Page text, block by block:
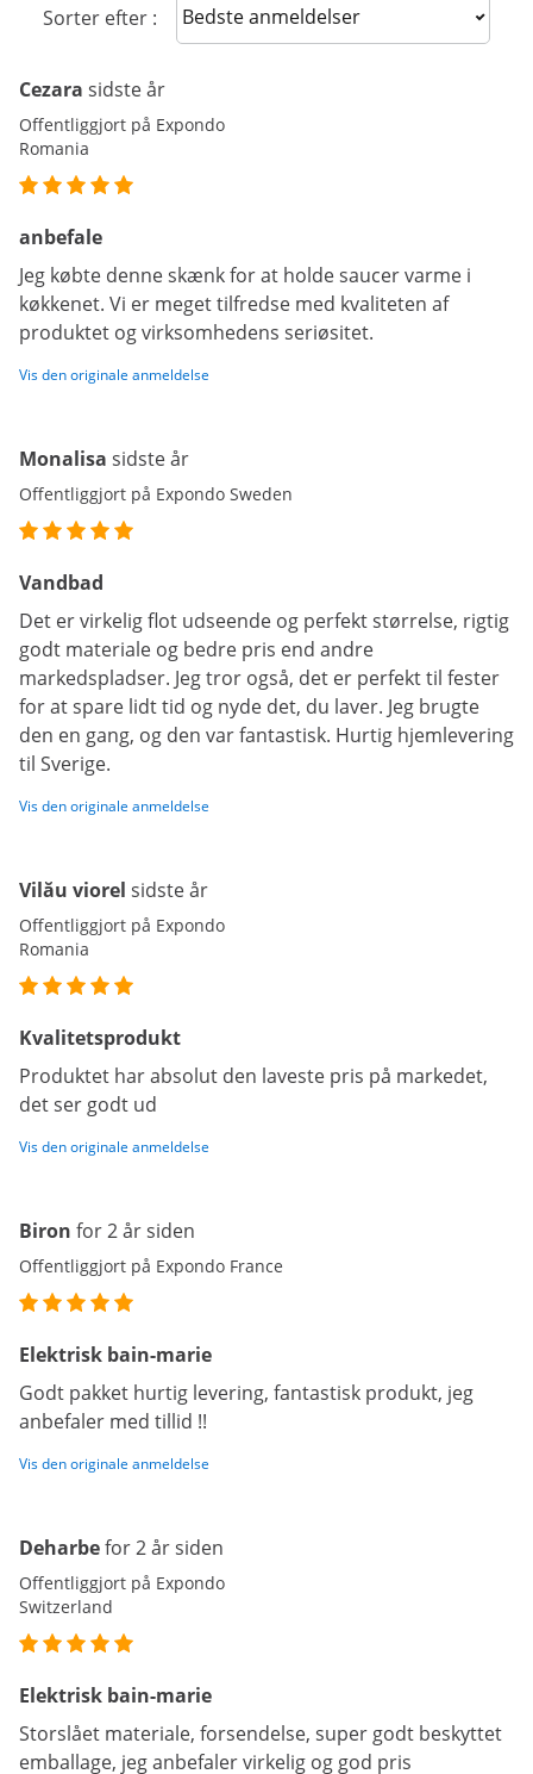
Sorter efter : Sort reviews
Cezara sidste år
Offentliggjort på Expondo
Romania
anbefale
Jeg købte denne skænk for at holde saucer varme i
køkkenet. Vi er meget tilfredse med kvaliteten af
produktet og virksomhedens seriøsitet.
Vis den originale anmeldelse
Monalisa sidste år
Offentliggjort på Expondo Sweden
Vandbad
Det er virkelig flot udseende og perfekt størrelse, rigtig
godt materiale og bedre pris end andre
markedspladser. Jeg tror også, det er perfekt til fester
for at spare lidt tid og nyde det, du laver. Jeg brugte
den en gang, og den var fantastisk. Hurtig hjemlevering
til Sverige.
Vis den originale anmeldelse
Vilău viorel sidste år
Offentliggjort på Expondo
Romania
Kvalitetsprodukt
Produktet har absolut den laveste pris på markedet,
det ser godt ud
Vis den originale anmeldelse
Biron for 2 år siden
Offentliggjort på Expondo France
Elektrisk bain-marie
Godt pakket hurtig levering, fantastisk produkt, jeg
anbefaler med tillid !!
Vis den originale anmeldelse
Deharbefor 2 år siden
Offentliggjort på Expondo
Switzerland
Elektrisk bain-marie
Storslået materiale, forsendelse, super godt beskyttet
emballage, jeg anbefaler virkelig og god pris